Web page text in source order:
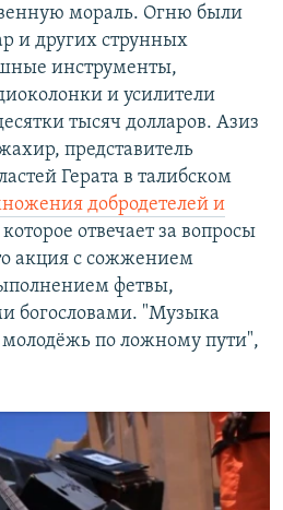
мораль. Огню были
и других струнных
инструменты,
и усилители
тысяч долларов. Азиз
представитель
Герата в талибском
добродетелей и
которое отвечает за вопросы
акция с сожжением
фетвы,
богословами. "Музыка
по ложному пути",